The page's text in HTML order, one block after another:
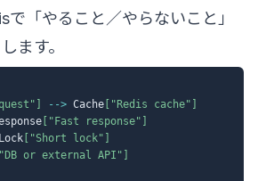
で「やること／やらないこと」
ます。
--> Cache ["Redis cache"]
["Fast response"]
["Short lock"]
or external API"]